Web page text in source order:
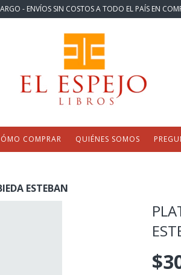
- ENVÍOS SIN COSTOS A TODO EL PAÍS EN
COMPRAR QUIÉNES SOMOS
ESTEBAN